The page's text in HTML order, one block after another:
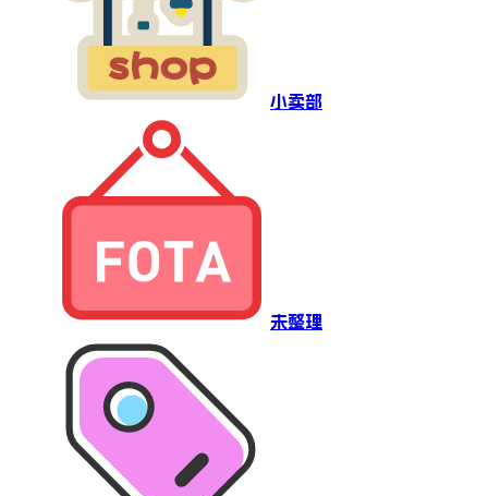
小卖部
未整理